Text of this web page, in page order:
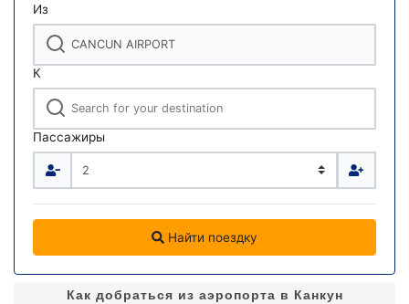
Из
К
Пассажиры
Найти поездку
Как добраться из аэропорта в Канкун